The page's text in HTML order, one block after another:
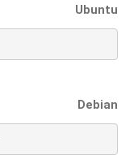
Ubuntu
Debian